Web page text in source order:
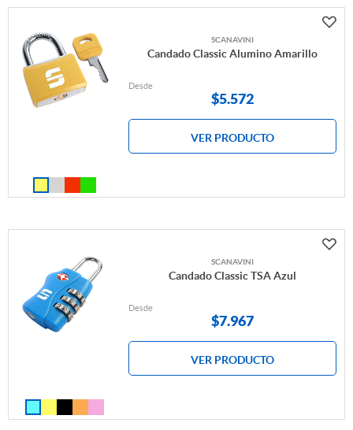
SCANAVINI
Candado Classic Alumino Amarillo
Desde
$5.572
VER PRODUCTO
SCANAVINI
Candado Classic TSA Azul
Desde
$7.967
VER PRODUCTO